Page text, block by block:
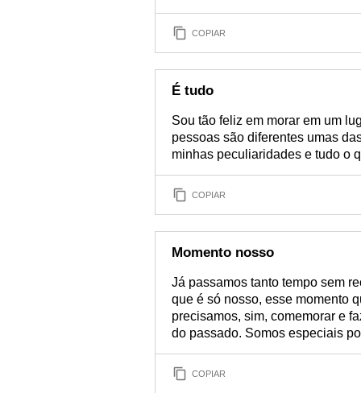
COPIAR
É tudo
Sou tão feliz em morar em um
pessoas são diferentes umas
minhas peculiaridades e tudo o
COPIAR
Momento nosso
Já passamos tanto tempo sem
que é só nosso, esse momento
precisamos, sim, comemorar e
do passado. Somos especiais
COPIAR